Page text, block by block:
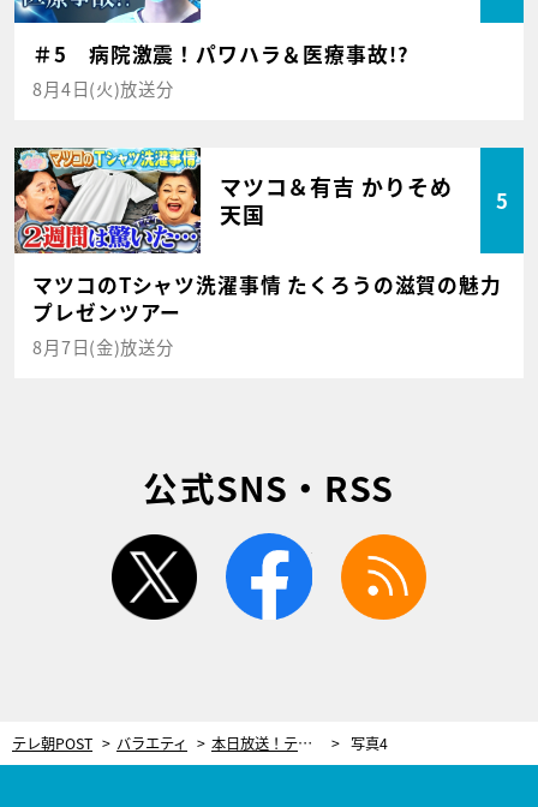
＃5 病院激震！パワハラ＆医療事故!?
8月4日(火)放送分
マツコ＆有吉 かりそめ
天国
5
マツコのTシャツ洗濯事情 たくろうの滋賀の魅力
プレゼンツアー
8月7日(金)放送分
公式SNS・RSS
twitter facebook
テレ朝POST バラエティ 本日放送！テレ朝MC芸人“夢の共演”SP かまいたち山内、ひっくり返るほど驚いたサンド富澤の行動を暴露 写真4